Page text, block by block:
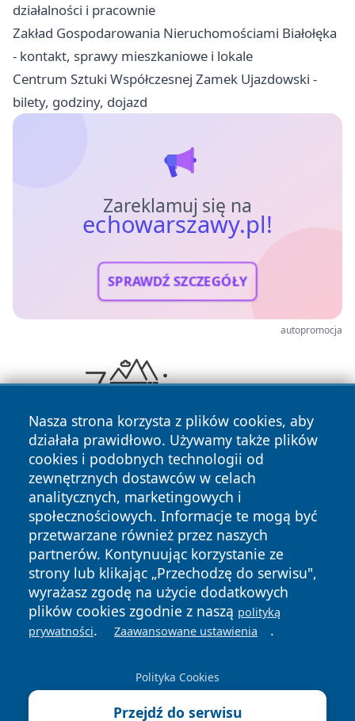
działalności i pracownie
Zakład Gospodarowania Nieruchomościami Białołęka
- kontakt, sprawy mieszkaniowe i lokale
Centrum Sztuki Współczesnej Zamek Ujazdowski -
bilety, godziny, dojazd
Zareklamuj się na
echowarszawy.pl!
SPRAWDŹ SZCZEGÓŁY
autopromocja
Nasza strona korzysta z plików cookies, aby
działała prawidłowo. Używamy także plików
cookies i podobnych technologii od
zewnętrznych dostawców w celach
analitycznych, marketingowych i
społecznościowych. Informacje te mogą być
przetwarzane również przez naszych
partnerów. Kontynuując korzystanie ze
strony lub klikając „Przechodzę do serwisu",
wyrażasz zgodę na użycie dodatkowych
plików cookies zgodnie z naszą polityką
prywatności. Zaawansowane ustawienia .
Polityka Cookies
Przejdź do serwisu
Copyright © 2026 echowarszawy.pl Wszystkie prawa
zastrzeżone.
News Autorzy
Polityka
Prywatności
Polityka
Cookies